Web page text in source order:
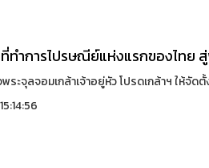
ทำการไปรษณีย์แห่งแรกของไทย
ะจุลจอมเกล้าเจ้าอยู่หัว โปรดเกล้าฯ ให้จัดตั้